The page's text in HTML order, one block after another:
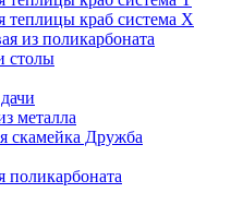
теплицы краб система Х
из поликарбоната
столы
металла
скамейка Дружба